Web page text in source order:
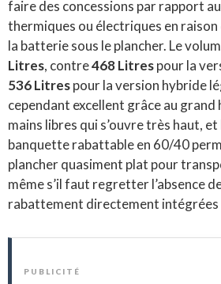
faire des concessions par rapport
thermiques ou électriques en raison
la batterie sous le plancher. Le
Litres, contre468 Litrespour la
536 Litrespour la version hybride
cependant excellent grâce au
mains libres qui s’ouvre très haut,
banquette rabattable en 60/40
plancher quasiment plat pour
même s’il faut regretter l’absence
rabattement directement intégrées